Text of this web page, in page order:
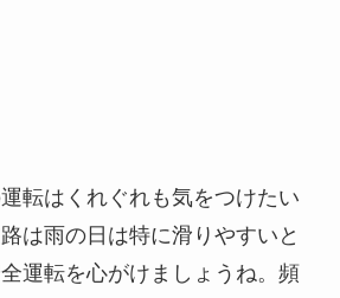
転はくれぐれも気をつけたい
は雨の日は特に滑りやすいと
運転を心がけましょうね。頻